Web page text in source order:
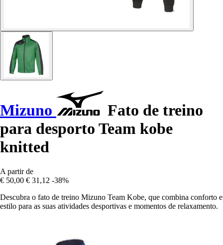
Mizuno
Fato de treino
para desporto Team kobe
knitted
A partir de
€ 50,00 € 31,12 -38%
Descubra o fato de treino Mizuno Team Kobe, que combina conforto e
estilo para as suas atividades desportivas e momentos de relaxamento.